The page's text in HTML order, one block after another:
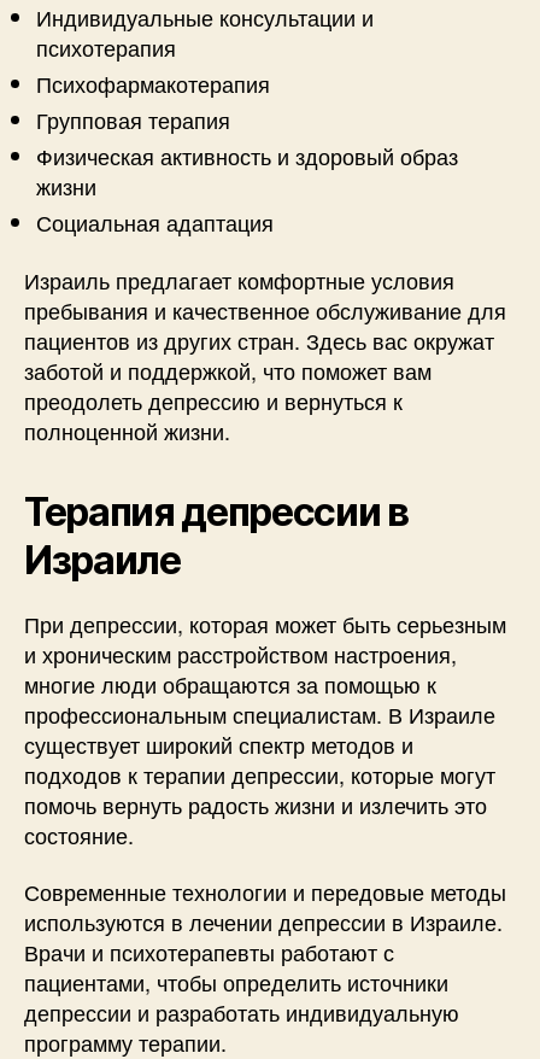
Индивидуальные консультации и
психотерапия
Психофармакотерапия
Групповая терапия
Физическая активность и здоровый образ
жизни
Социальная адаптация
Израиль предлагает комфортные условия
пребывания и качественное обслуживание для
пациентов из других стран. Здесь вас окружат
заботой и поддержкой, что поможет вам
преодолеть депрессию и вернуться к
полноценной жизни.
Терапия депрессии в
Израиле
При депрессии, которая может быть серьезным
и хроническим расстройством настроения,
многие люди обращаются за помощью к
профессиональным специалистам. В Израиле
существует широкий спектр методов и
подходов к терапии депрессии, которые могут
помочь вернуть радость жизни и излечить это
состояние.
Современные технологии и передовые методы
используются в лечении депрессии в Израиле.
Врачи и психотерапевты работают с
пациентами, чтобы определить источники
депрессии и разработать индивидуальную
программу терапии.